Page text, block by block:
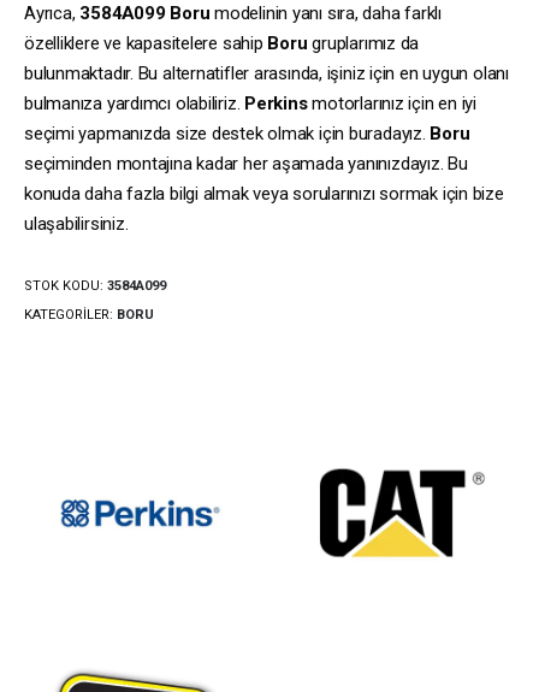
Ayrıca, 3584A099 Boru modelinin yanı sıra, daha farklı
özelliklere ve kapasitelere sahip Boru gruplarımız da
bulunmaktadır. Bu alternatifler arasında, işiniz için en uygun olanı
bulmanıza yardımcı olabiliriz. Perkinsmotorlarınız için en iyi
seçimi yapmanızda size destek olmak için buradayız. Boru
seçiminden montajına kadar her aşamada yanınızdayız. Bu
konuda daha fazla bilgi almak veya sorularınızı sormak için bize
ulaşabilirsiniz.
STOK KODU: 3584A099
KATEGORILER: BORU